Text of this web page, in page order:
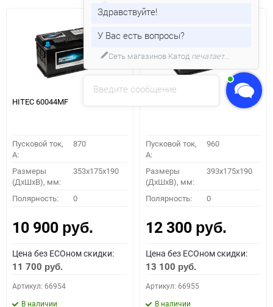
HITEC 60044MF
Пусковой ток,
A:
870
Размеры
(ДхШхВ), мм:
353x175x190
Полярность: 0
10 900 руб.
Цена без ECOном скидки:
11 700 руб.
Артикул: 66954
В наличии
Пусковой ток,
A:
960
Размеры
(ДхШхВ), мм:
393x175x190
Полярность: 0
12 300 руб.
Цена без ECOном скидки:
13 100 руб.
Артикул: 66955
В наличии
Введите сообщение
Здравствуйте!
У Вас есть вопросы?
Сеть магазинов Катод печатает...